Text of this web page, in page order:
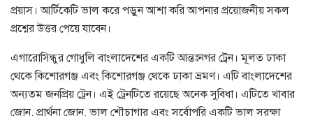
প্রয়াস। আর্টিকেটি ভাল করে পড়ুন আশা করি আপনার প্রয়োজনীয় সকল
প্রশ্নের উত্তর পেয়ে যাবেন।
এগারোসিন্ধুর গোধুলি বাংলাদেশের একটি আন্তঃনগর ট্রেন। মূলত ঢাকা
থেকে কিশোরগঞ্জ এবং কিশোরগঞ্জ থেকে ঢাকা ভ্রমণ। এটি বাংলাদেশের
অন্যতম জনপ্রিয় ট্রেন। এই ট্রেনটিতে রয়েছে অনেক সুবিধা। এটিতে খাবার
জোন, প্রার্থনা জোন, ভাল শৌচাগার এবং সর্বোপরি একটি ভাল সুরক্ষা